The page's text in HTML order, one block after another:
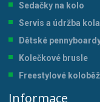
Sedačky na kolo
Servis a údržba kola
Dětské
Kolečkové brusle
Freestylové
Informace